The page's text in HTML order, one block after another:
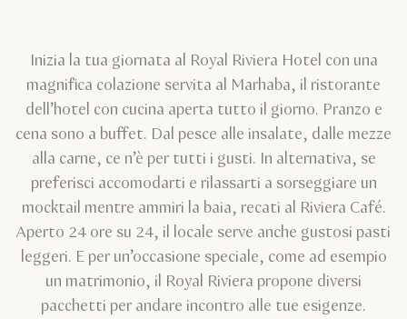
Inizia la tua giornata al Royal Riviera Hotel con una
magnifica colazione servita al Marhaba, il ristorante
dell’hotel con cucina aperta tutto il giorno. Pranzo e
cena sono a buffet. Dal pesce alle insalate, dalle mezze
alla carne, ce n’è per tutti i gusti. In alternativa, se
preferisci accomodarti e rilassarti a sorseggiare un
mocktail mentre ammiri la baia, recati al Riviera Café.
Aperto 24 ore su 24, il locale serve anche gustosi pasti
leggeri. E per un’occasione speciale, come ad esempio
un matrimonio, il Royal Riviera propone diversi
pacchetti per andare incontro alle tue esigenze.